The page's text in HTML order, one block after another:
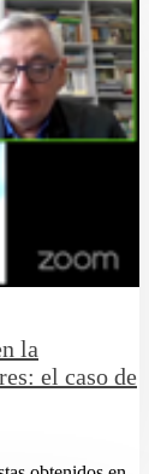
la
el caso de